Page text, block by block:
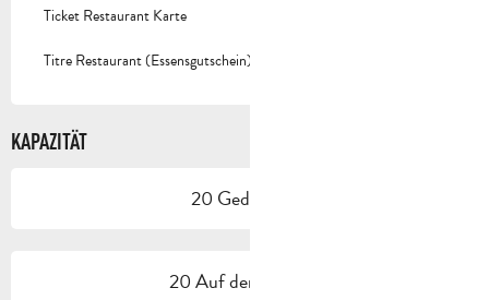
Ticket Restaurant Karte
Titre Restaurant (Essensgutschein)
KAPAZITÄT
20 Gedeck(e)
20 Auf der Terrasse